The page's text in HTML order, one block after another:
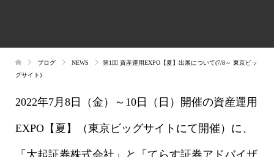
ブログ NEWS
第1回 資産運用EXPO【夏】出展について(7/8～ 東京ビッ
グサイト)
2022年7月8日（金）～10日（日）開催の資産運用
EXPO【夏】（東京ビッグサイトにて開催）に、
「大起証券株式会社」と「てらす証券アドバイザ